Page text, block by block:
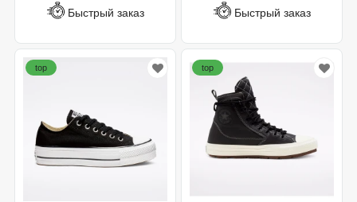
Быстрый заказ Быстрый заказ
top top